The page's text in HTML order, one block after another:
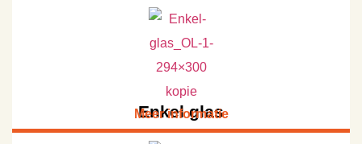
Enkel glas
Meer informatie